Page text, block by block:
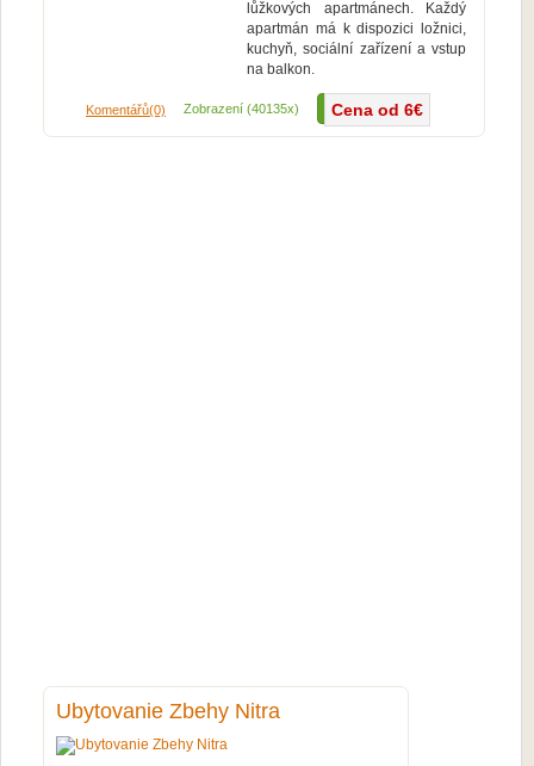
Cena od 6€
lůžkových apartmánech. Každý
apartmán má k dispozici ložnici,
kuchyň, sociální zařízení a vstup
na balkon.
Komentářů(0) Zobrazení (40135x) Více...
Ubytovanie Zbehy Nitra